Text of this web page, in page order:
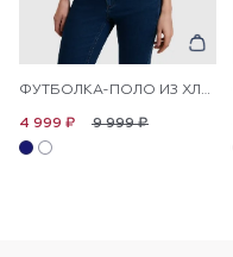
ФУТБОЛКА-ПОЛО ИЗ ХЛОПКА С УЗОРОМ КОСЫ
9 999 ₽
4 999 ₽